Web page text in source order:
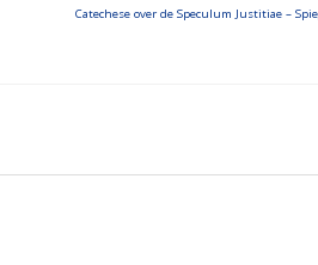
Catechese over de Speculum Justitiae –